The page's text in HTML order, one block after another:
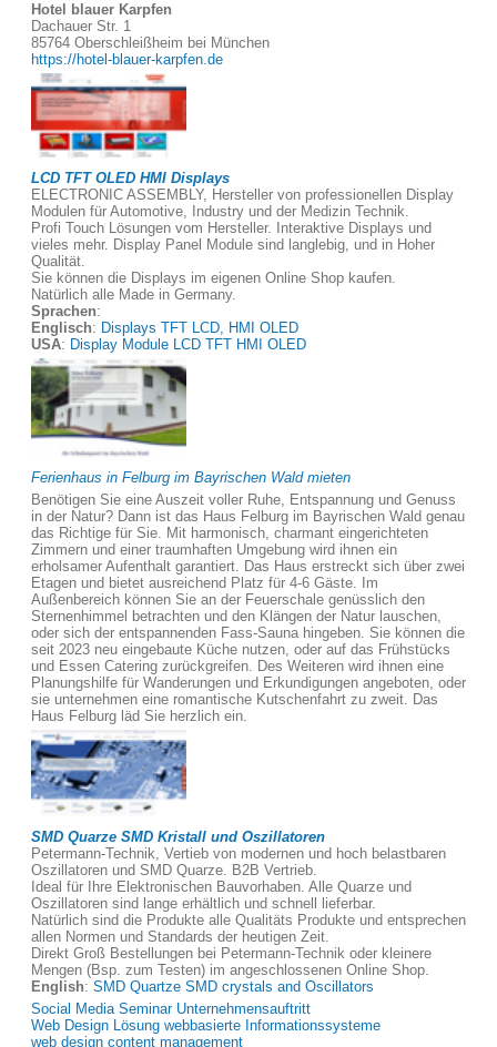
Hotel blauer Karpfen
Dachauer Str. 1
85764 Oberschleißheim bei München
https://hotel-blauer-karpfen.de
LCD TFT OLED HMI Displays
ELECTRONIC ASSEMBLY, Hersteller von professionellen Display
Modulen für Automotive, Industry und der Medizin Technik.
Profi Touch Lösungen vom Hersteller. Interaktive Displays und
vieles mehr. Display Panel Module sind langlebig, und in Hoher
Qualität.
Sie können die Displays im eigenen Online Shop kaufen.
Natürlich alle Made in Germany.
Sprachen:
Englisch: Displays TFT LCD, HMI OLED
USA: Display Module LCD TFT HMI OLED
Ferienhaus in Felburg im Bayrischen Wald mieten
Benötigen Sie eine Auszeit voller Ruhe, Entspannung und Genuss
in der Natur? Dann ist das Haus Felburg im Bayrischen Wald genau
das Richtige für Sie. Mit harmonisch, charmant eingerichteten
Zimmern und einer traumhaften Umgebung wird ihnen ein
erholsamer Aufenthalt garantiert. Das Haus erstreckt sich über zwei
Etagen und bietet ausreichend Platz für 4-6 Gäste. Im
Außenbereich können Sie an der Feuerschale genüsslich den
Sternenhimmel betrachten und den Klängen der Natur lauschen,
oder sich der entspannenden Fass-Sauna hingeben. Sie können die
seit 2023 neu eingebaute Küche nutzen, oder auf das Frühstücks
und Essen Catering zurückgreifen. Des Weiteren wird ihnen eine
Planungshilfe für Wanderungen und Erkundigungen angeboten, oder
sie unternehmen eine romantische Kutschenfahrt zu zweit. Das
Haus Felburg läd Sie herzlich ein.
SMD Quarze SMD Kristall und Oszillatoren
Petermann-Technik, Vertieb von modernen und hoch belastbaren
Oszillatoren und SMD Quarze. B2B Vertrieb.
Ideal für Ihre Elektronischen Bauvorhaben. Alle Quarze und
Oszillatoren sind lange erhältlich und schnell lieferbar.
Natürlich sind die Produkte alle Qualitäts Produkte und entsprechen
allen Normen und Standards der heutigen Zeit.
Direkt Groß Bestellungen bei Petermann-Technik oder kleinere
Mengen (Bsp. zum Testen) im angeschlossenen Online Shop.
English: SMD Quartze SMD crystals and Oscillators
Social Media Seminar Unternehmensauftritt
Web Design Lösung webbasierte Informationssysteme
web design content management